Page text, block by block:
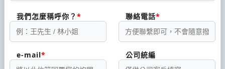
我們怎麼稱呼你？ 聯絡電話
e-mail 公司統編